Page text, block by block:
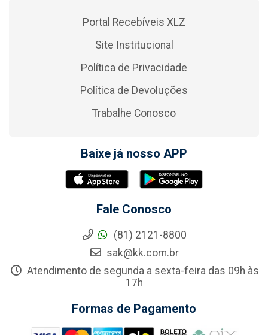
Portal Recebíveis XLZ
Site Institucional
Política de Privacidade
Política de Devoluções
Trabalhe Conosco
Baixe já nosso APP
Fale Conosco
(81) 2121-8800
sak@kk.com.br
Atendimento de segunda a sexta-feira das 09h às
17h
Formas de Pagamento